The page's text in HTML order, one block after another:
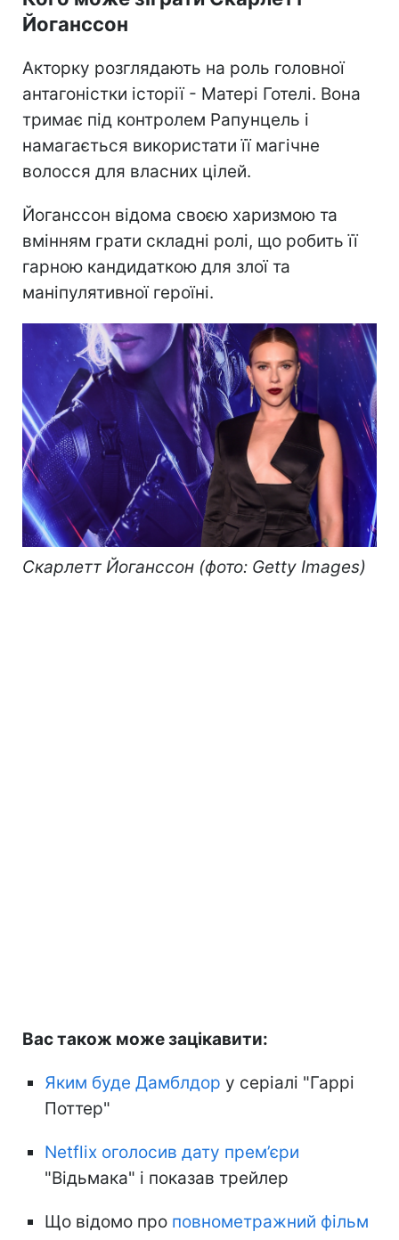
Йоганссон
Акторку розглядають на роль головної
антагоністки історії - Матері Готелі. Вона
тримає під контролем Рапунцель і
намагається використати її магічне
волосся для власних цілей.
Йоганссон відома своєю харизмою та
вмінням грати складні ролі, що робить її
гарною кандидаткою для злої та
маніпулятивної героїні.
Скарлетт Йоганссон (фото: Getty Images)
Вас також може зацікавити:
Яким буде Дамблдор у серіалі "Гаррі
Поттер"
Netflix оголосив дату прем’єри
"Відьмака" і показав трейлер
Що відомо про повнометражний фільм